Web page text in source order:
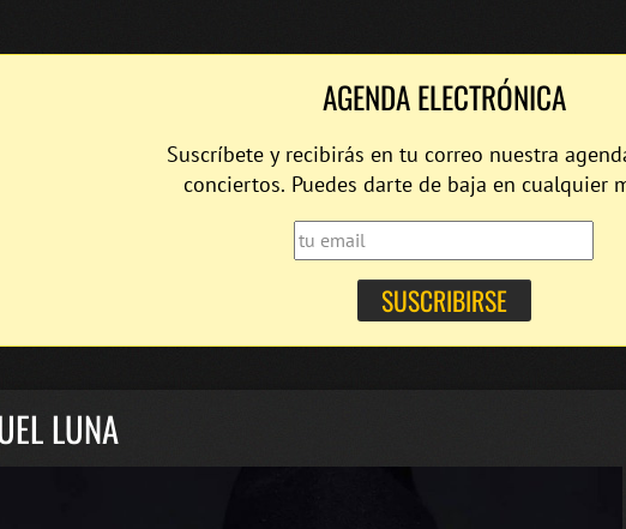
AGENDA ELECTRÓNICA
Suscríbete y recibirás en tu correo nuestra
conciertos. Puedes darte de baja en cualquier
LUNA